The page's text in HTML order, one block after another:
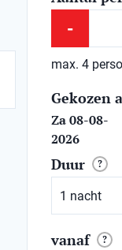
-
max. 4
Gekozen
Za 08-08-
2026
Duur ?
vanaf ?